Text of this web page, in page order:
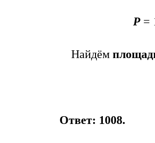
P =
Найдём
Ответ: 1008.